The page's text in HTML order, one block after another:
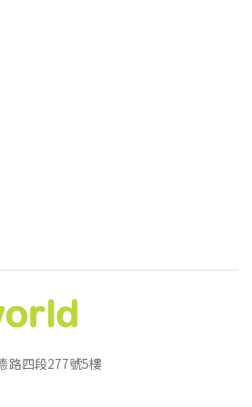
路四段277號5樓